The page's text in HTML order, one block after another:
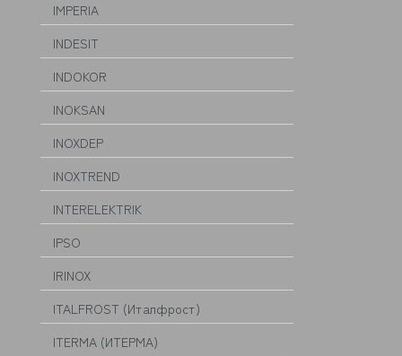
IMPERIA
INDESIT
INDOKOR
INOKSAN
INOXDEP
INOXTREND
INTERELEKTRIK
IPSO
IRINOX
ITALFROST (Италфрост)
ITERMA (ИТЕРМА)